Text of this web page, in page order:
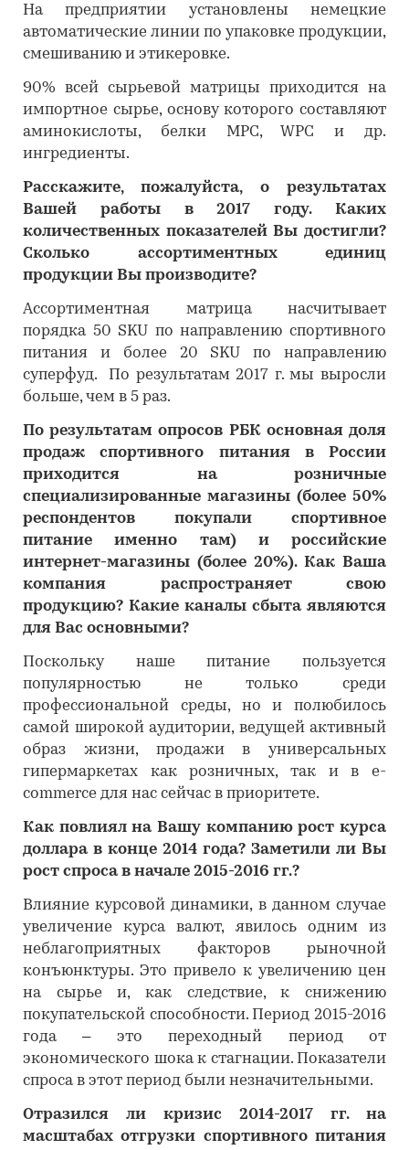
На предприятии установлены немецкие
автоматические линии по упаковке продукции,
смешиванию и этикеровке.
90% всей сырьевой матрицы приходится на
импортное сырье, основу которого составляют
аминокислоты, белки MPC, WPC и др.
ингредиенты.
Расскажите, пожалуйста, о результатах
Вашей работы в 2017 году. Каких
количественных показателей Вы достигли?
Сколько ассортиментных единиц
продукции Вы производите?
Ассортиментная матрица насчитывает
порядка 50 SKU по направлению спортивного
питания и более 20 SKU по направлению
суперфуд. По результатам 2017 г. мы выросли
больше, чем в 5 раз.
По результатам опросов РБК основная доля
продаж спортивного питания в России
приходится на розничные
специализированные магазины (более 50%
респондентов покупали спортивное
питание именно там) и российские
интернет-магазины (более 20%). Как Ваша
компания распространяет свою
продукцию? Какие каналы сбыта являются
для Вас основными?
Поскольку наше питание пользуется
популярностью не только среди
профессиональной среды, но и полюбилось
самой широкой аудитории, ведущей активный
образ жизни, продажи в универсальных
гипермаркетах как розничных, так и в e-
commerce для нас сейчас в приоритете.
Как повлиял на Вашу компанию рост курса
доллара в конце 2014 года? Заметили ли Вы
рост спроса в начале 2015-2016 гг.?
Влияние курсовой динамики, в данном случае
увеличение курса валют, явилось одним из
неблагоприятных факторов рыночной
конъюнктуры. Это привело к увеличению цен
на сырье и, как следствие, к снижению
покупательской способности. Период 2015-2016
года – это переходный период от
экономического шока к стагнации. Показатели
спроса в этот период были незначительными.
Отразился ли кризис 2014-2017 гг. на
масштабах отгрузки спортивного питания